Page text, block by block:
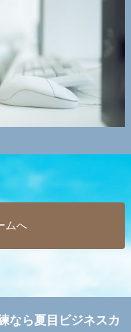
ムへ
なら夏目ビジネスカ